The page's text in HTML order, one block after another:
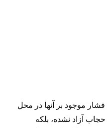
فشار موجود بر آنها در محل
آزاد نشده، بلکه